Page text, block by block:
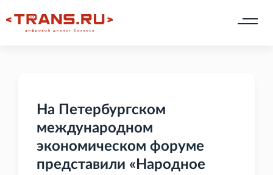
На Петербургском
международном
экономическом форуме
представили «Народное